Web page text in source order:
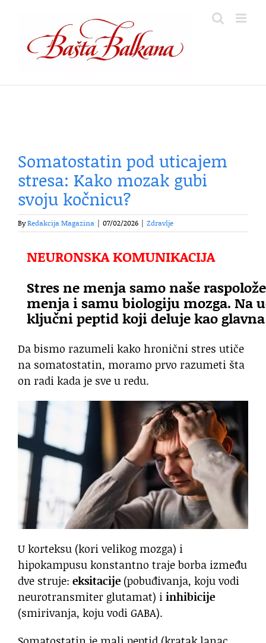
content
Somatostatin pod uticajem
stresa: Kako mozak gubi
svoju kočnicu?
ByRedakcija Magazina 07/02/2026 Zdravlje
NEURONSKA KOMUNIKACIJA
Stres ne menja samo naše
menja i samu biologiju mozga. Na
ključni peptid koji deluje kao
Da bismo razumeli kako hronični stres utiče
na somatostatin, moramo prvo razumeti šta
on radi kada je sve u redu.
U korteksu (kori velikog mozga) i
hipokampusu konstantno traje borba između
dve struje: eksitacije (pobuđivanja, koju vodi
neurotransmiter glutamat) iinhibicije
(smirivanja, koju vodi GABA).